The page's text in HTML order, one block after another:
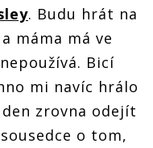
. Budu hrát na
máma má ve
Bicí
mi navíc hrálo
zrovna odejít
o tom,